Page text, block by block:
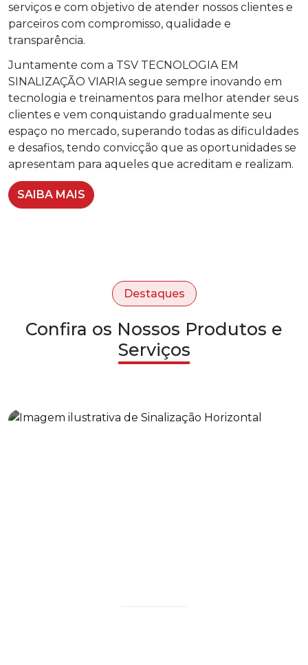
serviços e com objetivo de atender nossos clientes e
parceiros com compromisso, qualidade e
transparência.
Juntamente com a TSV TECNOLOGIA EM
SINALIZAÇÃO VIARIA segue sempre inovando em
tecnologia e treinamentos para melhor atender seus
clientes e vem conquistando gradualmente seu
espaço no mercado, superando todas as dificuldades
e desafios, tendo convicção que as oportunidades se
apresentam para aqueles que acreditam e realizam.
SAIBA MAIS
Destaques
Confira os Nossos Produtos e
Serviços